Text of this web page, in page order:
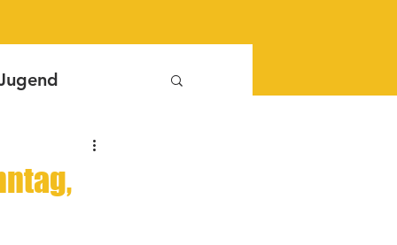
Fitnessboxen